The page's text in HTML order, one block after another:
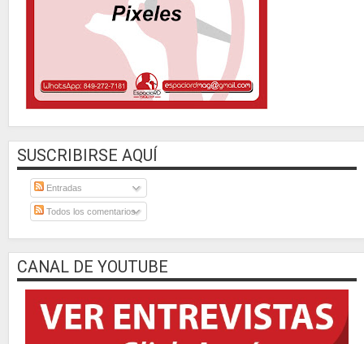
SUSCRIBIRSE AQUÍ
Entradas
Todos los comentarios
CANAL DE YOUTUBE